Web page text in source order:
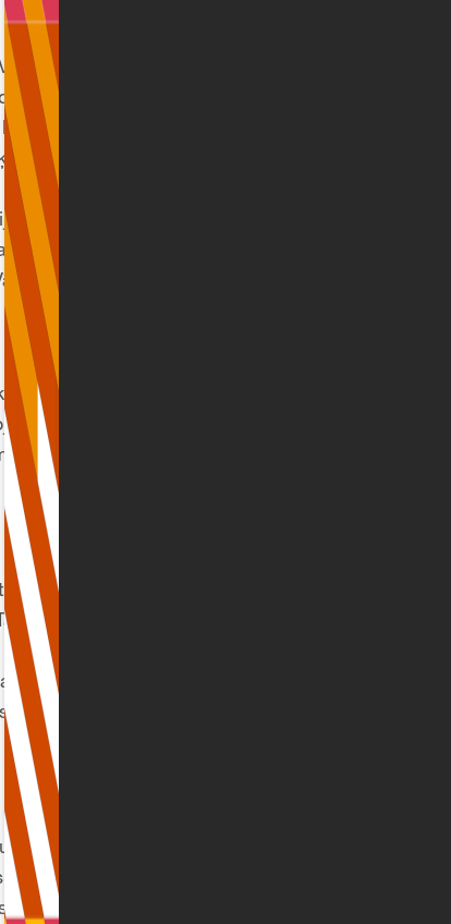
lielajiem
pilnas un
nodarbināti
pārbaudi
Ja
uzņēmumu,
tādas
lielajiem
ķēdi
Tā
sākot ar
pakalpojumu
no tā, vai
ja Latvijā
Vācijas
uz Latvijas
arī
mazināt
pārvaldības
piegādes